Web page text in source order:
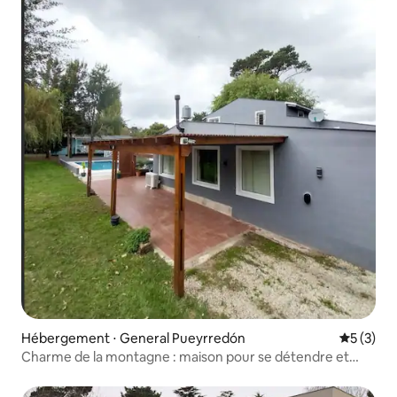
Hébergement ⋅ General Pueyrredón
5 (3)
Charme de la montagne : maison pour se détendre et